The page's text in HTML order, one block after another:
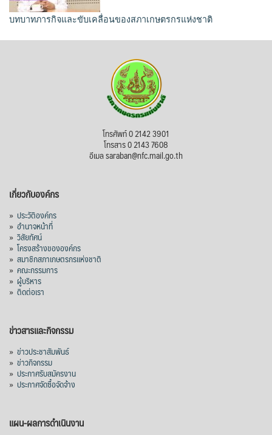
บทบาทภารกิจและขับเคลื่อนของสภาเกษตรกรแห่งชาติ
โทรศัพท์ 0 2142 3901
โทรสาร 0 2143 7608
อีเมล saraban@nfc.mail.go.th
เกี่ยวกับองค์กร
» ประวัติองค์กร
» อำนาจหน้าที่
» วิสัยทัศน์
» โครงสร้างขององค์กร
» สมาชิกสภาเกษตรกรแห่งชาติ
» คณะกรรมการ
» ผู้บริหาร
» ติดต่อเรา
ข่าวสารและกิจกรรม
» ข่าวประชาสัมพันธ์
» ข่าวกิจกรรม
» ประกาศรับสมัครงาน
» ประกาศจัดซื้อจัดจ้าง
แผน-ผลการดำเนินงาน